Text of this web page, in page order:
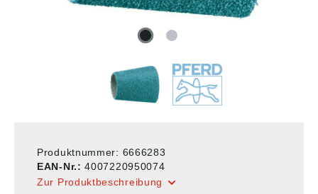
Produktnummer: 6666283
EAN-Nr.:4007220950074
Zur Produktbeschreibung